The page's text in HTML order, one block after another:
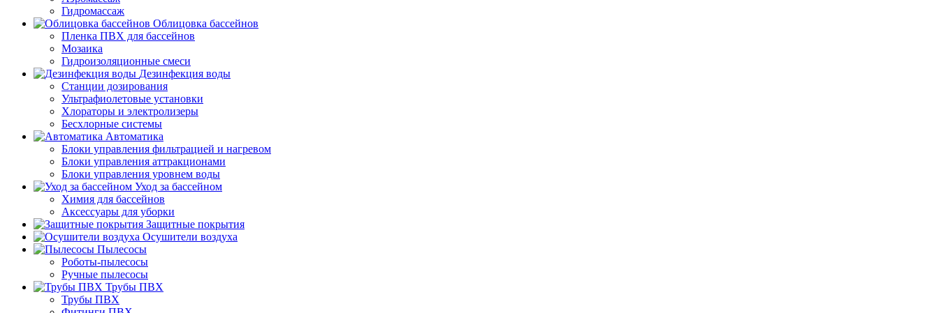
Гидромассаж
Облицовка бассейнов
Пленка ПВХ для бассейнов
Мозаика
Гидроизоляционные смеси
Дезинфекция воды
Станции дозирования
Ультрафиолетовые установки
Хлораторы и электролизеры
Бесхлорные системы
Автоматика
Блоки управления фильтрацией и нагревом
Блоки управления аттракционами
Блоки управления уровнем воды
Уход за бассейном
Химия для бассейнов
Аксессуары для уборки
Защитные покрытия
Осушители воздуха
Пылесосы
Роботы-пылесосы
Ручные пылесосы
Трубы ПВХ
Трубы ПВХ